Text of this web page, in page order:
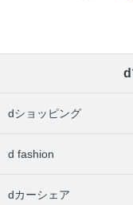
d
dショッピング
d fashion
dカーシェア